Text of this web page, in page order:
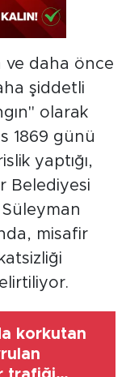
ve daha önce
şiddetli
olarak
1869 günü
yaptığı,
Belediyesi
Süleyman
misafir
korkutan